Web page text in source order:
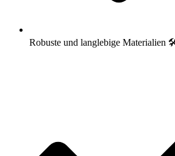
Robuste und langlebige Materialien